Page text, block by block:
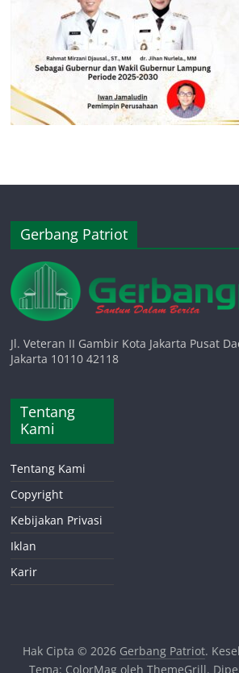
Gerbang Patriot
Jl. Veteran II Gambir Kota Jakarta Pusat
Jakarta 10110 42118
Tentang
Kami
Tentang Kami
Copyright
Kebijakan Privasi
Iklan
Karir
Hak Cipta © 2026 Gerbang Patriot.
Tema: ColorMagoleh ThemeGrill.